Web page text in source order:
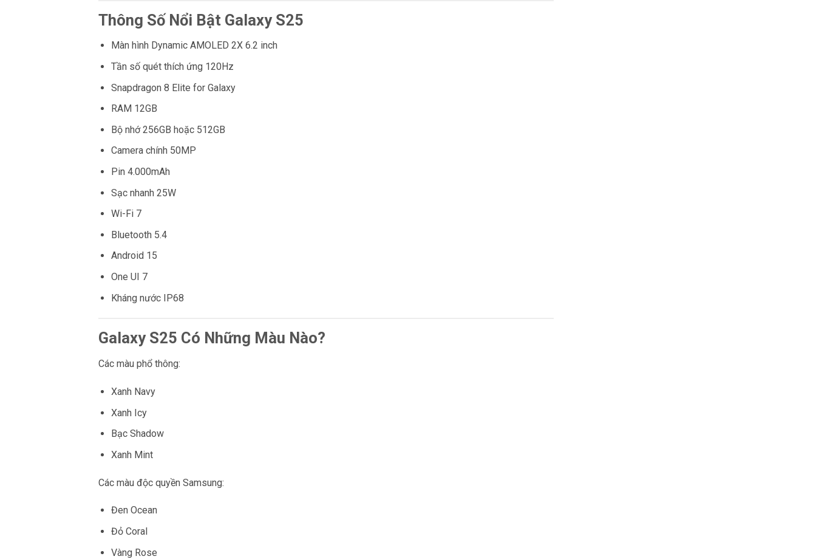
Thông Số Nổi Bật Galaxy S25
Màn hình Dynamic AMOLED 2X 6.2 inch
Tần số quét thích ứng 120Hz
Snapdragon 8 Elite for Galaxy
RAM 12GB
Bộ nhớ 256GB hoặc 512GB
Camera chính 50MP
Pin 4.000mAh
Sạc nhanh 25W
Wi-Fi 7
Bluetooth 5.4
Android 15
One UI 7
Kháng nước IP68
Galaxy S25 Có Những Màu Nào?
Các màu phổ thông:
Xanh Navy
Xanh Icy
Bạc Shadow
Xanh Mint
Các màu độc quyền Samsung:
Đen Ocean
Đỏ Coral
Vàng Rose